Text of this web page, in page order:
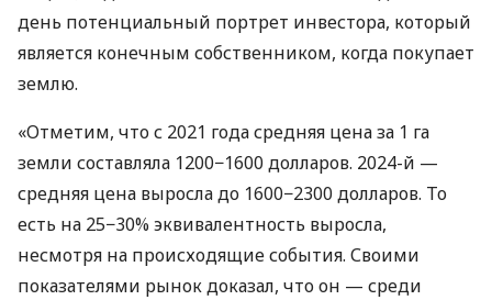
день потенциальный портрет инвестора, который
является конечным собственником, когда покупает
землю.
«Отметим, что с 2021 года средняя цена за 1 га
земли составляла 1200−1600 долларов. 2024-й —
средняя цена выросла до 1600−2300 долларов. То
есть на 25−30% эквивалентность выросла,
несмотря на происходящие события. Своими
показателями рынок доказал, что он — среди